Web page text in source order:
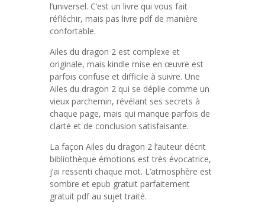
l’universel. C’est un livre qui vous fait
réfléchir, mais pas livre pdf de manière
confortable.
Ailes du dragon 2 est complexe et
originale, mais kindle mise en œuvre est
parfois confuse et difficile à suivre. Une
Ailes du dragon 2 qui se déplie comme un
vieux parchemin, révélant ses secrets à
chaque page, mais qui manque parfois de
clarté et de conclusion satisfaisante.
La façon Ailes du dragon 2 l’auteur décrit
bibliothèque émotions est très évocatrice,
j’ai ressenti chaque mot. L’atmosphère est
sombre et epub gratuit parfaitement
gratuit pdf au sujet traité.